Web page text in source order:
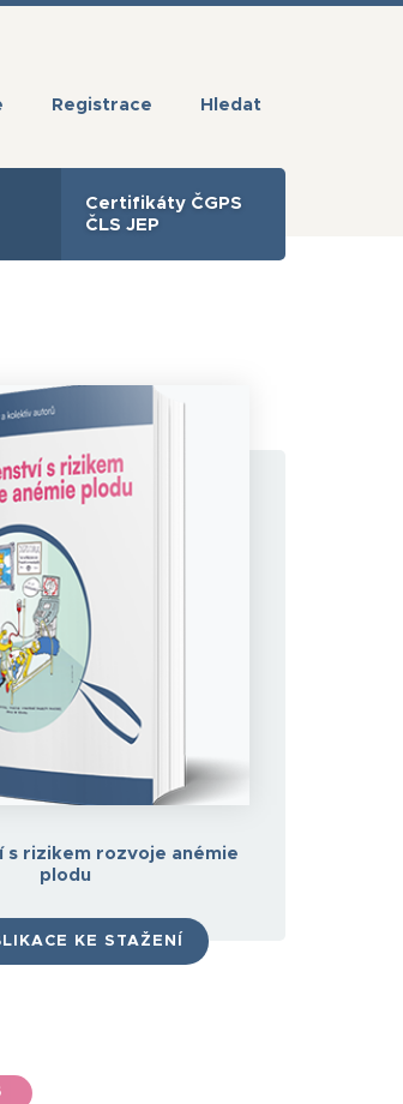
Registrace Hledat
Certifikáty ČGPS
ČLS JEP
s rizikem rozvoje anémie
plodu
KE STAŽENÍ